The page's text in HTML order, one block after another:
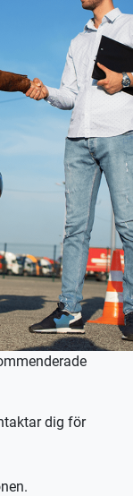
(A2),
enligt
appen TABS Elev
kontakta
dig för